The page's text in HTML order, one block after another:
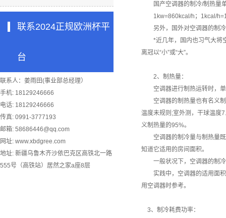
联系2024正规欧洲杯平
台
联系人：姜雨田(事业部总经理）
手机: 18129246666
电话: 18129246666
传真: 0991-3777193
邮箱: 58686446@qq.com
网址: www.xbdgree.com
地址: 新疆乌鲁木齐沙依巴克区高铁北一路
555号（高铁站）居然之家a座8层
国产空调器的制冷/制热量单
1kw=860kcal/h；1kcal/
另外，国外对空调器的制冷
*近几年，国内也习气大将空
离冠以“小”或“大”。
2、制热量：
空调器进行制热运转时，单
空调器的制热量也有名义制
温度未规则;室外测，干球温度
义制热量的95%。
空调器的制冷量与制热量既
知道它适用的房间面积。
一般状况下，空调器的制冷/
实践中，空调器的适用面积
用空调器时参考。
3、制冷耗费功率：